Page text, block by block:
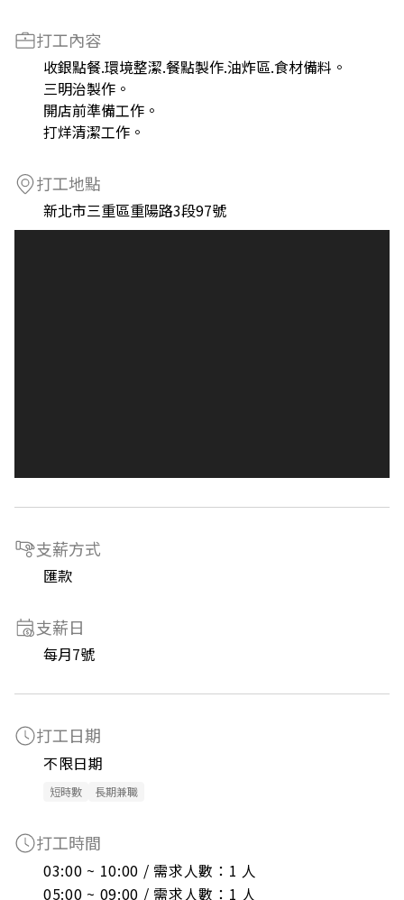
打工內容
收銀點餐.環境整潔.餐點製作.油炸區.食材備料。
三明治製作。
開店前準備工作。
打烊清潔工作。
打工地點
新北市三重區重陽路3段97號
支薪方式
匯款
支薪日
每月7號
打工日期
不限日期
短時數 長期兼職
打工時間
03:00 ~ 10:00 / 需求人數：1 人
05:00 ~ 09:00 / 需求人數：1 人